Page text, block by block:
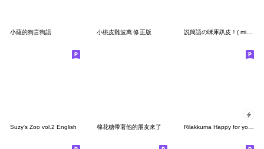
小薩的狗言狗語 小桃皮難波萬 修正版 説簡語の咪庫趴皮！( miku puppy )
Suzy's Zoo vol.2 English 棉花糖帶著他的朋友來了 Rilakkuma Happy for you stickers